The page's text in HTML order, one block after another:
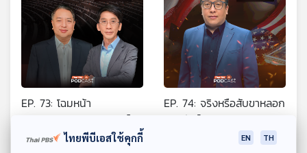
EP. 73: โฉมหน้า
"ครม.อนุทิน 2" กางโจทย์
ร้อน "ฝ่ามหาวิกฤต"
ตอบโจทย์
EP. 74: จริงหรือสับขาหลอก
? "ทรัมป์" ประกาศยุติ
ไทยพีบีเอสใช้คุกกี้ EN TH